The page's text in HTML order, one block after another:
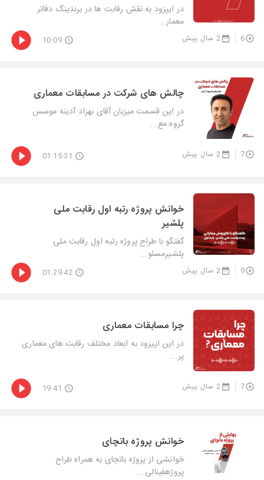
در ایپزود به نقش رقابت ها در برندینگ دفاتر
معمار...
6 2 سال پیش 10:09
چالش های شرکت در مسابقات معماری
در این قسمت میزبان آقای بهزاد آدینه موسس
گروه مع...
7 2 سال پیش 01:15:31
خوانش پروژه رتبه اول رقابت ملی
پلشیر
گفتگو با طراح پروژه رتبه اول رقابت ملی
پلشیرمسئو...
9 2 سال پیش 01:29:42
چرا مسابقات معماری
در این اپیزود به ابعاد مختلف رقابت های معماری
پر...
7 2 سال پیش 19:41
خوانش پروژه باتچای
خوانشی از پروژه باتچای به همراه طراح
پروژهفینالی...